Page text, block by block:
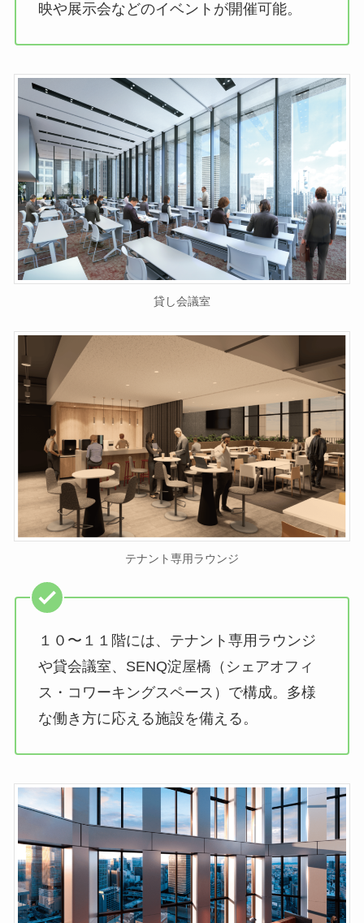
映や展示会などのイベントが開催可能。
貸し会議室
テナント専用ラウンジ
１０〜１１階には、テナント専用ラウンジ
や貸会議室、SENQ淀屋橋（シェアオフィ
ス・コワーキングスペース）で構成。多様
な働き方に応える施設を備える。